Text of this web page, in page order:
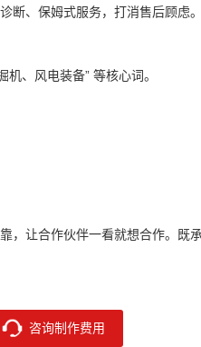
断、保姆式服务，打消售后顾虑。
、风电装备” 等核心词。
让合作伙伴一看就想合作。既
咨询制作费用